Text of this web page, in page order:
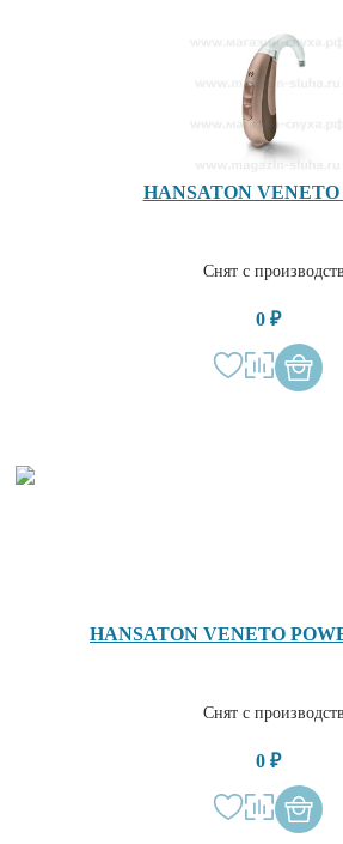
HANSATON
Снят с
0 ₽
HANSATON VENETO
Снят с
0 ₽